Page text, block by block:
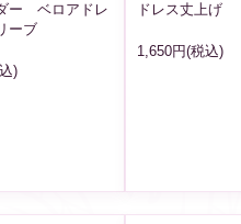
ー ベロアドレ
ーブ
)
ドレス丈上げ
1,650円(税込)